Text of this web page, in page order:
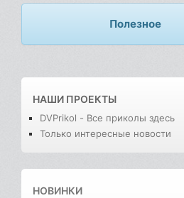
Полезное
НАШИ ПРОЕКТЫ
DVPrikol - Все приколы здесь
Только интересные новости
НОВИНКИ